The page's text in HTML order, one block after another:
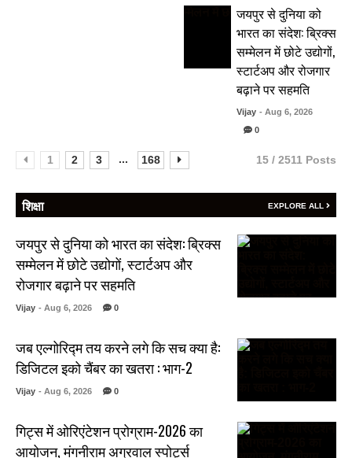
जयपुर से दुनिया को
भारत का संदेश: ब्रिक्स
सम्मेलन में छोटे उद्योगों,
स्टार्टअप और रोजगार
बढ़ाने पर सहमति
Vijay - Aug 6, 2026
0
1 2 3 ... 168 15 / 2511 Posts
शिक्षा EXPLORE ALL
जयपुर से दुनिया को भारत का संदेश: ब्रिक्स
सम्मेलन में छोटे उद्योगों, स्टार्टअप और
रोजगार बढ़ाने पर सहमति
Vijay - Aug 6, 2026 0
जब एल्गोरिद्म तय करने लगे कि सच क्या है:
डिजिटल इको चैंबर का खतरा : भाग-2
Vijay - Aug 6, 2026 0
गिट्स में ओरिएंटेशन प्रोग्राम-2026 का
आयोजन, मंगनीराम अग्रवाल स्पोर्ट्स